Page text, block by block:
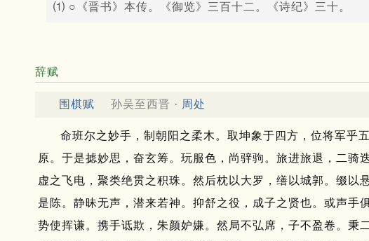
⑴ ○《晋书》本传。《御览》三百十二。《诗纪》三十。
辞赋
围棋赋 孙吴至西晋 · 周处
命班尔之妙手，制朝阳之柔木。 取坤象于四方，位将军乎五
原。 于是摅妙思，奋玄筹。 玩服色，尚骍驹。 旅进旅退，二骑
虚之飞电，聚类绝贯之积珠。 然后枕以大罗，缮以城郭。 缀以
是陈。 静昧无声，潜来若神。 抑舒之役，成子之贤也。 或声手
势使挥谦。 携手诋欺，朱颜妒嫌。 然局不弘席，子不盈卷。 秉